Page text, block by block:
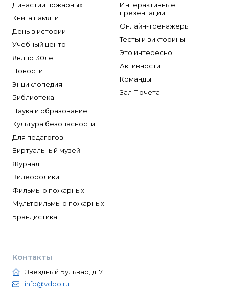
Династии пожарных
Книга памяти
День в истории
Учебный центр
#вдпо130лет
Новости
Энциклопедия
Библиотека
Наука и образование
Культура безопасности
Для педагогов
Виртуальный музей
Журнал
Видеоролики
Фильмы о пожарных
Мультфильмы о пожарных
Брандистика
Интерактивные
презентации
Онлайн-тренажеры
Тесты и викторины
Это интересно!
Активности
Команды
Зал Почета
Контакты
Звездный Бульвар, д. 7
info@vdpo.ru